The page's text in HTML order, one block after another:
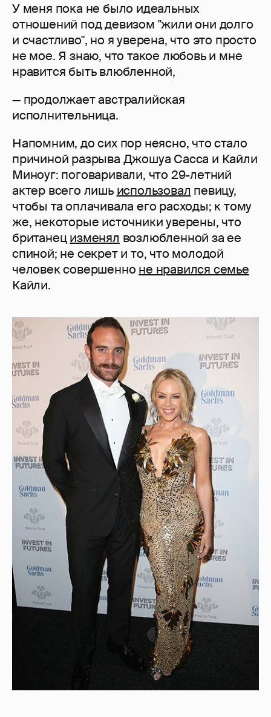
У меня пока не было идеальных
отношений под девизом "жили они долго
и счастливо", но я уверена, что это просто
не мое. Я знаю, что такое любовь и мне
нравится быть влюбленной,
— продолжает австралийская
исполнительница.
Напомним, до сих пор неясно, что стало
причиной разрыва Джошуа Сасса и Кайли
Миноуг: поговаривали, что 29-летний
актер всего лишь использовал певицу,
чтобы та оплачивала его расходы; к тому
же, некоторые источники уверены, что
британецизменял возлюбленной за ее
спиной; не секрет и то, что молодой
человек совершенно не нравился семье
Кайли.